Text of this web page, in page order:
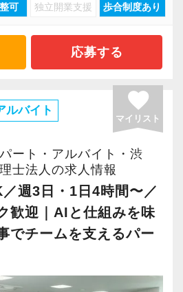
環境を用意してお待ちして
したオフィス。
スタッフが立ち上げメンバ
ートしました。
り、IT系など最先端の技
多いのが特徴です。
おり、専門学校が近くにあ
に励むスタッフが多く活躍
」「新宿」「錦糸町」
フィス」を新設し、その
「大阪オフィス」「錦糸町
転！
は「柏オフィス」を開設
オフィスを増床するなど、
ます。
自己成長を実現できます。
りたい」という気持ちを
、資格を持っていなくて
可 独立開業支援 歩合制度あり
応募する
ルバイト favorite
マイリスト
ート・アルバイト・渋
士法人の求人情報
週3日・1日4時間〜／
歓迎｜AIと仕組みを味
でチームを支えるパー